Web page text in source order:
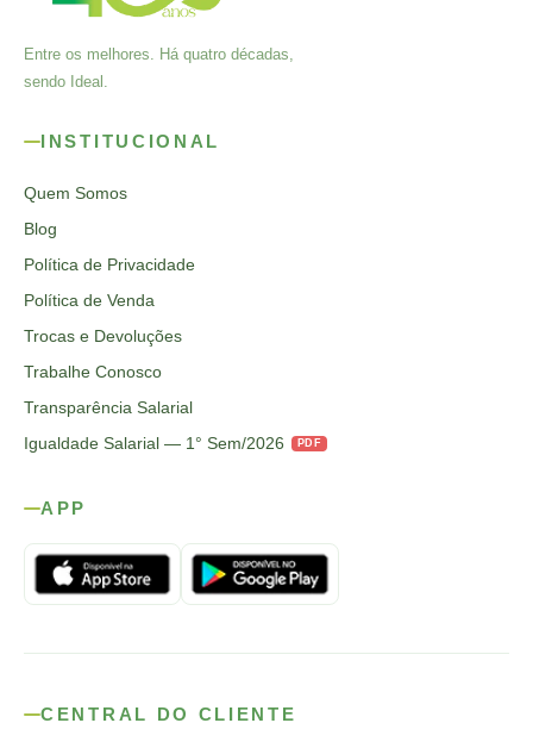
Entre os melhores. Há quatro décadas,
sendo Ideal.
INSTITUCIONAL
Quem Somos
Blog
Política de Privacidade
Política de Venda
Trocas e Devoluções
Trabalhe Conosco
Transparência Salarial
Igualdade Salarial — 1° Sem/2026
PDF
APP
CENTRAL DO CLIENTE